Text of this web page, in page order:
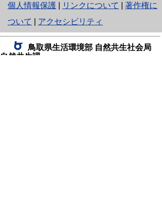
個人情報保護
と
り
ネ
ッ
リンクについて
著作権に
ついて
アクセシビリティ
鳥取県生活環境部 自然共生社会局
自然共生課